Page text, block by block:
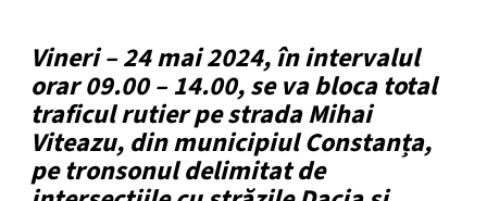
Vineri – 24 mai 2024, în intervalul
orar 09.00 – 14.00, se va bloca total
traficul rutier pe strada Mihai
Viteazu, din municipiul Constanța,
pe tronsonul delimitat de